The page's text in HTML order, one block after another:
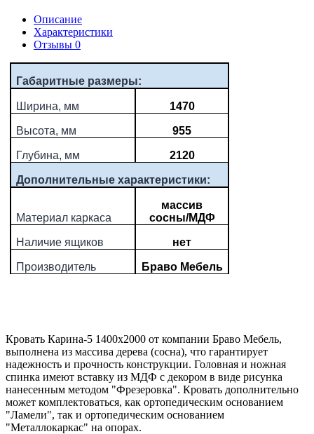
Описание
Характеристики
Отзывы 0
Габаритные размеры:
Ширина, мм 1470
Высота, мм 955
Глубина, мм 2120
Дополнительные характеристики:
Материал каркаса
массив
сосны/МДФ
Наличие ящиков нет
Производитель Браво Мебель
Кровать Карина-5 1400х2000 от компании Браво Мебель,
выполнена из массива дерева (сосна), что гарантирует
надежность и прочность конструкции. Головная и ножная
спинка имеют вставку из МДФ с декором в виде рисунка
нанесенным методом "Фрезеровка". Кровать дополнительно
может комплектоваться, как ортопедическим основанием
"Ламели", так и ортопедическим основанием
"Металлокаркас" на опорах.